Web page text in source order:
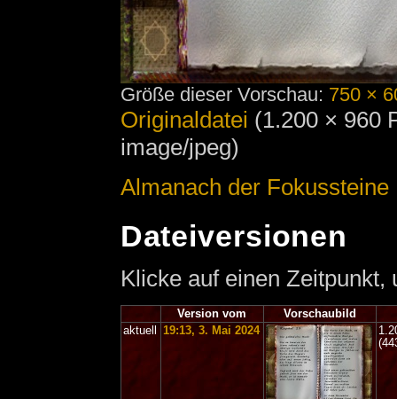
Größe dieser Vorschau: 750 ×
Originaldatei (1.200 × 960
image/jpeg)
Almanach der Fokussteine
Dateiversionen
Klicke auf einen
Version vom
Vorschaubild
aktuell
19:13, 3. Mai 2024